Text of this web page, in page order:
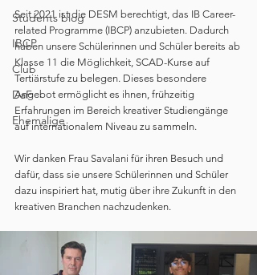
Students blog
IBCP
Club
DaF
Ehemalige
Seit 2021 ist die DESM berechtigt, das IB Career-
related Programme (IBCP) anzubieten. Dadurch
haben unsere Schülerinnen und Schüler bereits ab
Klasse 11 die Möglichkeit, SCAD-Kurse auf
Tertiärstufe zu belegen. Dieses besondere
Angebot ermöglicht es ihnen, frühzeitig
Erfahrungen im Bereich kreativer Studiengänge
auf internationalem Niveau zu sammeln.
Wir danken Frau Savalani für ihren Besuch und
dafür, dass sie unsere Schülerinnen und Schüler
dazu inspiriert hat, mutig über ihre Zukunft in den
kreativen Branchen nachzudenken.